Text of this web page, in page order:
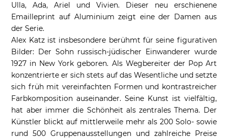
Ulla, Ada, Ariel und Vivien. Dieser neu erschienene
Emailleprint auf Aluminium zeigt eine der Damen aus
der Serie.
Alex Katz ist insbesondere berühmt für seine figurativen
Bilder: Der Sohn russisch-jüdischer Einwanderer wurde
1927 in New York geboren. Als Wegbereiter der Pop Art
konzentrierte er sich stets auf das Wesentliche und setzte
sich früh mit vereinfachten Formen und kontrastreicher
Farbkomposition auseinander. Seine Kunst ist vielfältig,
hat aber immer die Schönheit als zentrales Thema. Der
Künstler blickt auf mittlerweile mehr als 200 Solo- sowie
rund 500 Gruppenausstellungen und zahlreiche Preise